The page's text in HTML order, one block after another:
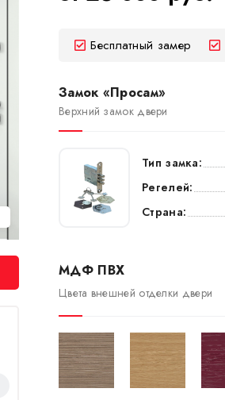
Бесплатный замер
Замок «Просам»
Верхний замок двери
Тип замка:
Регелей:
Страна:
МДФ ПВХ
Цвета внешней отделки двери